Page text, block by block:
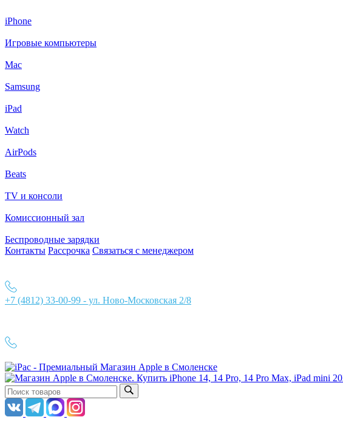
iPhone
Игровые компьютеры
Mac
Samsung
iPad
Watch
AirPods
Beats
TV и консоли
Комиссионный зал
Беспроводные зарядки
Контакты Рассрочка Связаться с менеджером
+7 (4812) 33-00-99 - ул. Ново-Московская 2/8